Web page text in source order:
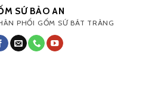
SỨ BẢO AN
PHỐI GỐM SỨ BÁT TRÀNG